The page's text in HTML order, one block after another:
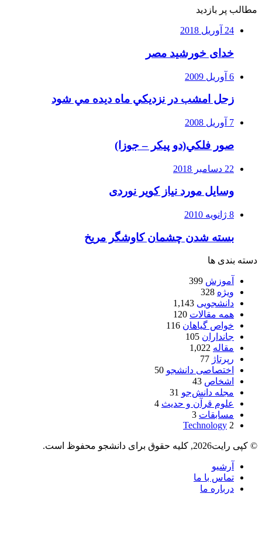
مطالب پر بازدید
24 آوریل 2018
خدای خورشید مصر
6 آوریل 2009
زحل امشب در نزديكي ماه ديده مي شود
7 آوریل 2008
صور فلكي(دو پیکر – جوزا)
22 دسامبر 2018
وسایل مورد نیاز کویر نوردی
8 ژانویه 2010
بسته شدن چشمان کاوشگر مريخ
دسته بندی ها
آموزش 399
ویژه 328
دانشجویی 1,143
همه مقالات 120
خواص گیاهان 116
جانداران 105
مقاله 1,022
رپرتاژ 77
اختصاصی دانشجو 50
اشخاص 43
مجله دانش‌جو 31
علوم قرآن و حدیث 4
مسابقات 3
Technology 2
© کپی رایت2026, کلیه حقوق برای دانشجو محفوظ است.
آرشیو
تماس با ما
درباره ما